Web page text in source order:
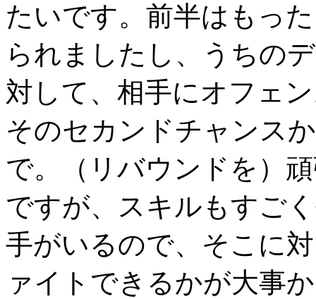
たいです。前半はもっ
られましたし、うちの
対して、相手にオフェ
そのセカンドチャンス
で。（リバウンドを）
ですが、スキルもすご
手がいるので、そこに
ァイトできるかが大事